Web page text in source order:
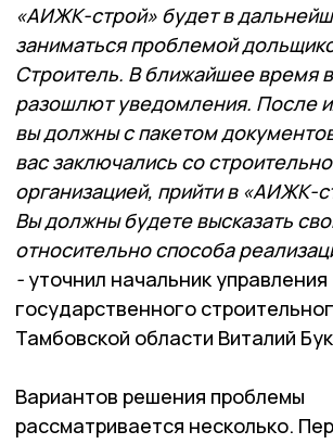
«АИЖК-строй» будет в
заниматься проблемой
Строитель. В ближайшее время
разошлют уведомления. После
вы должны с пакетом
вас заключались со
организацией, прийти в «АИЖК-
Вы должны будете высказать
относительно способа
- уточнил начальник управления
государственного
Тамбовской области Виталий
Вариантов решения проблемы
рассматривается несколько.